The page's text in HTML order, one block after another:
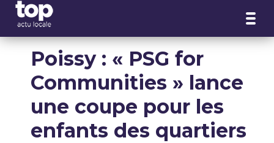
Poissy : « PSG for
Communities » lance
une coupe pour les
enfants des quartiers
Panneau de gestion des cookies